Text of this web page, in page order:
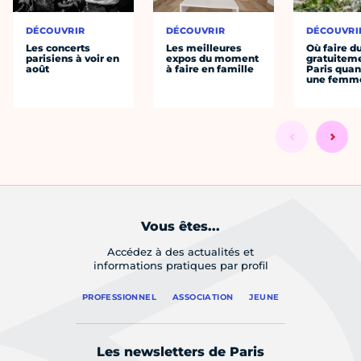
DÉCOUVRIR
Les concerts
parisiens à voir en
août
DÉCOUVRIR
Les meilleures
expos du moment
à faire en famille
Où faire
Paris
une
Vous êtes...
Accédez à des actualités et
informations pratiques par profil
PROFESSIONNEL ASSOCIATION JEUNE
Les newsletters de Paris